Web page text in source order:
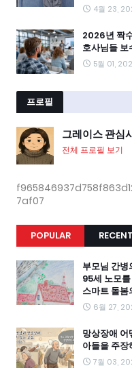
4월 23,
2026년 짝
호사님들
5월 01,
프로필
그레이스 관심
전체 프로필 보기
7af07
POPULAR
부모님 간병
95세 노모
스마트 돌봄
6월 27,
망상장애 어
아들을 주장
7월 03,